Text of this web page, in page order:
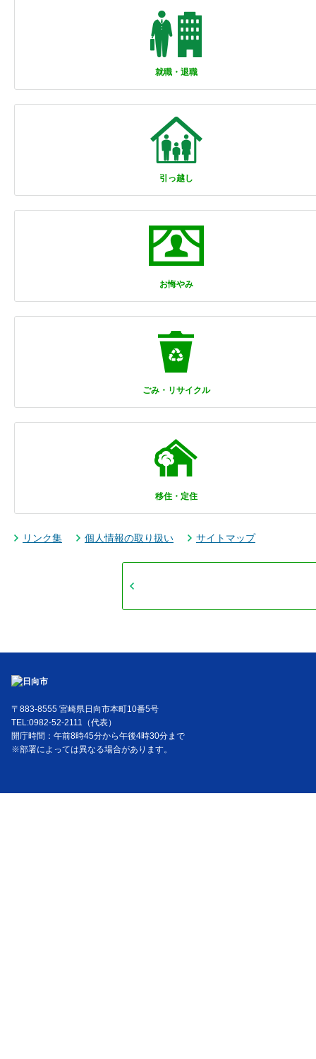
就職・退職
引っ越し
お悔やみ
ごみ・リサイクル
移住・定住
リンク集 個人情報の取り扱い サイトマップ
〒883-8555 宮崎県日向市本町10番5号
TEL:0982-52-2111（代表）
開庁時間：午前8時45分から午後4時30分まで
※部署によっては異なる場合があります。